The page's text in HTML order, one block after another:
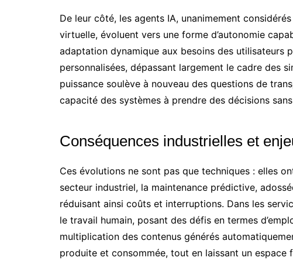
De leur côté, les agents IA, unanimement
virtuelle, évoluent vers une forme d’autonomie
adaptation dynamique aux besoins des utilisateurs
personnalisées, dépassant largement le cadre des
puissance soulève à nouveau des questions de
capacité des systèmes à prendre des décisions
Conséquences industrielles et
Ces évolutions ne sont pas que techniques : elles
secteur industriel, la maintenance prédictive,
réduisant ainsi coûts et interruptions. Dans les
le travail humain, posant des défis en termes
multiplication des contenus générés
produite et consommée, tout en laissant un